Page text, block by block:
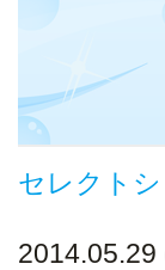
セレクト
2014.05.29